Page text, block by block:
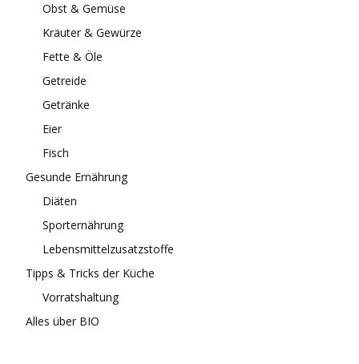
Obst & Gemüse
Kräuter & Gewürze
Fette & Öle
Getreide
Getränke
Eier
Fisch
Gesunde Ernährung
Diäten
Sporternährung
Lebensmittelzusatzstoffe
Tipps & Tricks der Küche
Vorratshaltung
Alles über BIO